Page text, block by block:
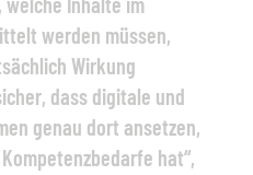
werden müssen,
Wirkung
dass digitale und
genau dort ansetzen,
hat“,